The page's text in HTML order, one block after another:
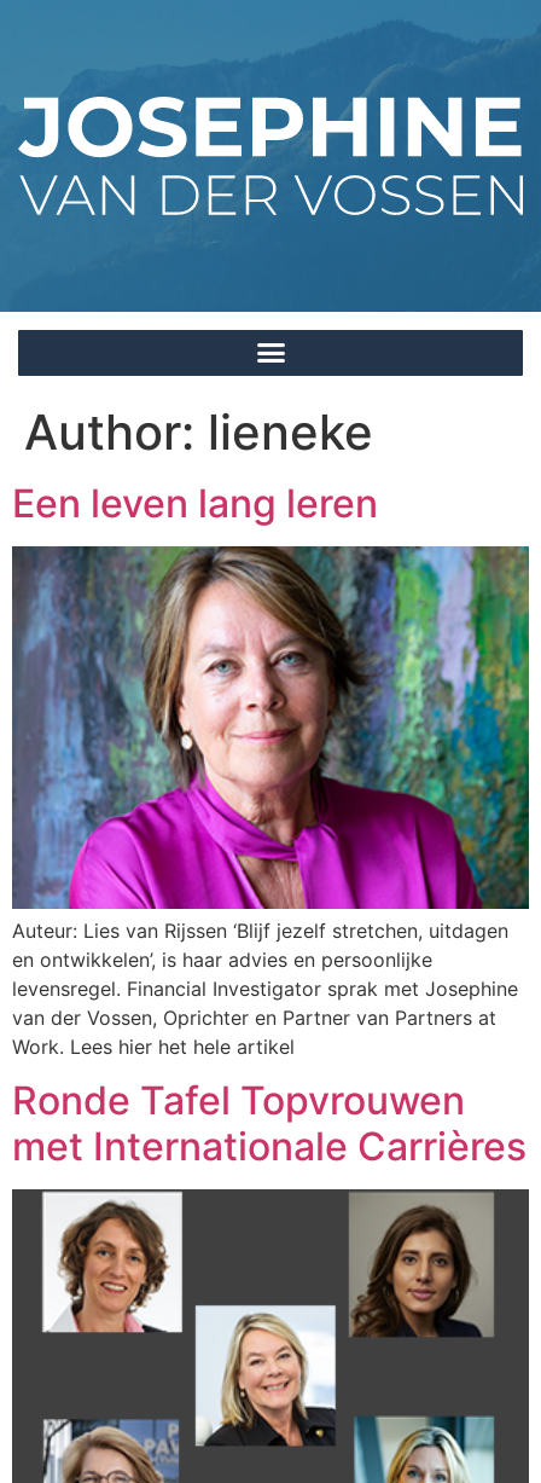
Author: lieneke
Een leven lang leren
Auteur: Lies van Rijssen ‘Blijf jezelf stretchen, uitdagen
en ontwikkelen’, is haar advies en persoonlijke
levensregel. Financial Investigator sprak met Josephine
van der Vossen, Oprichter en Partner van Partners at
Work. Lees hier het hele artikel
Ronde Tafel Topvrouwen
met Internationale Carrières